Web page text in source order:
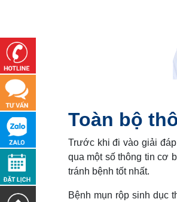
Toàn bộ
Trước khi đi vào giải
qua một số thông tin cơ
tránh bệnh tốt nhất.
Bệnh mụn rộp sinh dục